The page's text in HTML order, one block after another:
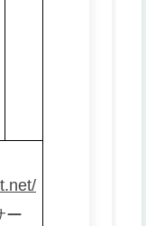
ー